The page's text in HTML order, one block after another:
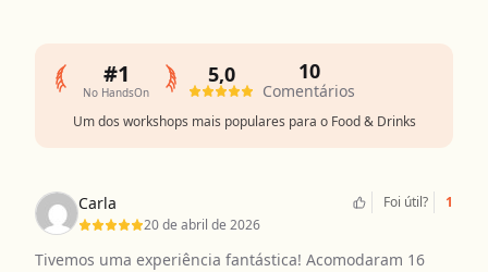
#1
No HandsOn
Um dos workshops mais populares para o Food & Drinks
5,0 10
Comentários
Carla
20 de abril de 2026
Foi útil? 1
Tivemos uma experiência fantástica! Acomodaram 16